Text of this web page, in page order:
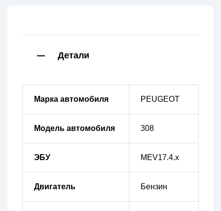
Детали
Марка автомобиля PEUGEOT
Модель автомобиля 308
ЭБУ MEV17.4.x
Двигатель Бензин